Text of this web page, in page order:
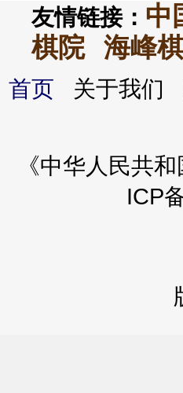
友情链接： 中
棋院
海峰
首页 关于我们
《中华人民共
ICP